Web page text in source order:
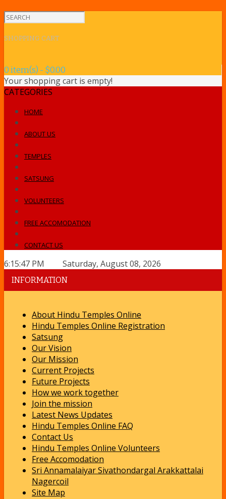
SHOPPING CART
0 item(s) - $0.00
Your shopping cart is empty!
CATEGORIES
HOME
ABOUT US
TEMPLES
SATSUNG
VOLUNTEERS
FREE ACCOMODATION
CONTACT US
6:15:47 PM Saturday, August 08, 2026
INFORMATION
About Hindu Temples Online
Hindu Temples Online Registration
Satsung
Our Vision
Our Mission
Current Projects
Future Projects
How we work together
Join the mission
Latest News Updates
Hindu Temples Online FAQ
Contact Us
Hindu Temples Online Volunteers
Free Accomodation
Sri Annamalaiyar Sivathondargal Arakkattalai
Nagercoil
Site Map